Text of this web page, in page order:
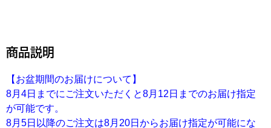
商品説明
【お盆期間のお届けについて】
8月4日までにご注文いただくと8月12日までのお届け指定
が可能です。
8月5日以降のご注文は8月20日からお届け指定が可能にな